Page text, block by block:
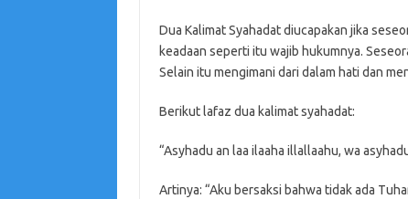
Dua Kalimat Syahadat diucapakan jika
keadaan seperti itu wajib hukumnya.
Selain itu mengimani dari dalam hati dan
Berikut lafaz dua kalimat syahadat:
“Asyhadu an laa ilaaha illallaahu, wa
Artinya: “Aku bersaksi bahwa tidak ada